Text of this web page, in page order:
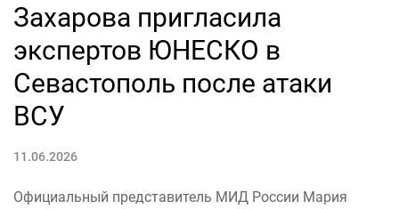
Захарова пригласила
экспертов ЮНЕСКО в
Севастополь после атаки
ВСУ
11.06.2026
Официальный представитель МИД России Мария